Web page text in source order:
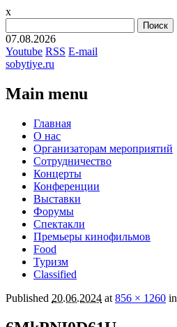
x
07.08.2026
Youtube RSS E-mail
sobytiye.ru
Main menu
Skip
content
Главная
О нас
Организаторам мероприятий
Сотрудничество
Концерты
Конференции
Выставки
Форумы
Спектакли
Премьеры кинофильмов
Food
Туризм
Сlassified
Published 20.06.2024 at 856 × 1260 in